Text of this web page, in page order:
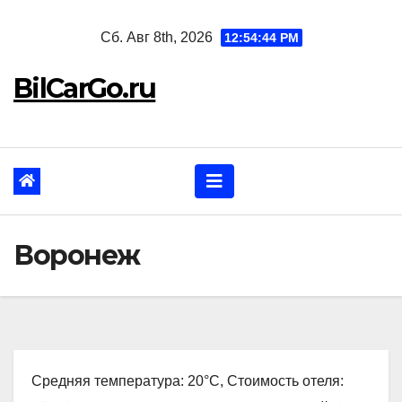
Сб. Авг 8th, 2026 12:54:45 PM
BilCarGo.ru
Воронеж
Средняя температура: 20°C, Стоимость отеля: